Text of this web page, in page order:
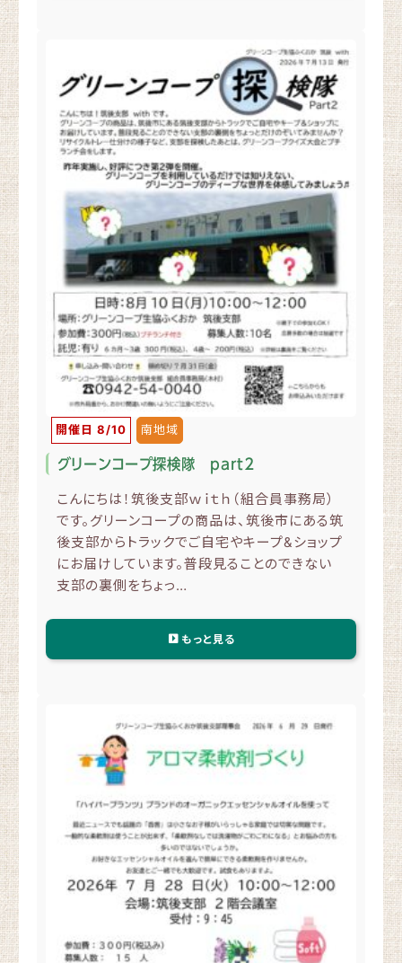
開催日 8/10 南地域
グリーンコープ探検隊 part２
こんにちは！筑後支部ｗｉｔｈ（組合員事務局）
です。グリーンコープの商品は、筑後市にある筑
後支部からトラックでご自宅やキープ&ショップ
にお届けしています。普段見ることのできない
支部の裏側をちょっ…
もっと見る